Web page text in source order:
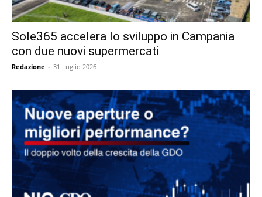
Sole365 accelera lo sviluppo in Campania
con due nuovi supermercati
Redazione - 31 Luglio 2026